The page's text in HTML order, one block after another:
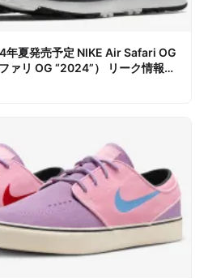
年夏発売予定 NIKE Air Safari OG
ァリ OG “2024”） リーク情報ま